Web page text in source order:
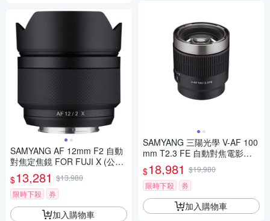
SAMYANG AF 12mm F2 自動
對焦定焦鏡 FOR FUJI X (公司
貨)
$13,281 $13,980
限時下殺
券
加入購物車
SAMYANG 三陽光學 V-AF 100
mm T2.3 FE 自動對焦電影鏡 S
ony FE 公司貨
$18,981 $19,980
限時下殺
券
加入購物車